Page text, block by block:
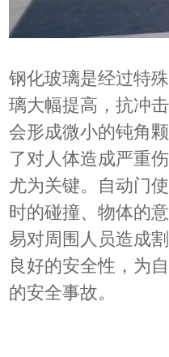
钢化玻璃是经过特
璃大幅提高，抗冲
会形成微小的钝角
了对人体造成严重
尤为关键。自动门
时的碰撞、物体的
易对周围人员造成
良好的安全性，为
的安全事故。